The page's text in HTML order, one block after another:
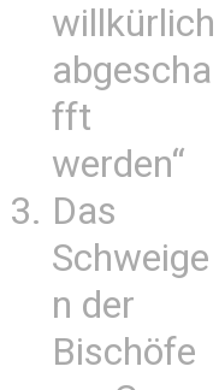
willkürlich
abgescha
fft
werden“
Das
Schweige
n der
Bischöfe